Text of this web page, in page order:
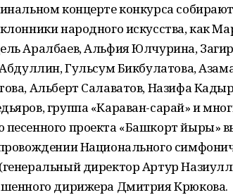
концерте конкурса
народного искусства, как
Аралбаев, Альфия Юлчурина,
Гульсум Бикбулатова,
Альберт Салаватов, Назифа
группа «Караван-сарай» и
проекта «Башкорт йыры»
Национального
директор Артур
дирижера Дмитрия Крюкова.